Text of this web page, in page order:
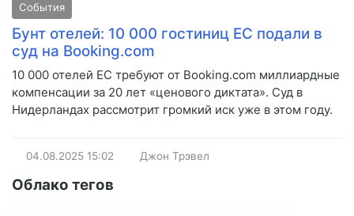
События
Бунт отелей: 10 000 гостиниц ЕС подали в
суд на Booking.com
10 000 отелей ЕС требуют от Booking.com миллиардные
компенсации за 20 лет «ценового диктата». Суд в
Нидерландах рассмотрит громкий иск уже в этом году.
04.08.2025 15:02 Джон Трэвел
Облако тегов